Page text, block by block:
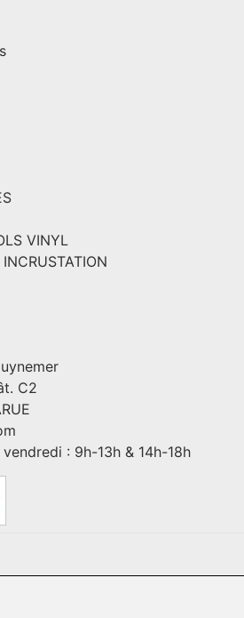
VINYL
C2
: 9h-13h & 14h-18h
droits réservés.